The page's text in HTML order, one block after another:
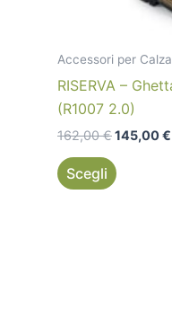
Accessori per
RISERVA –
(R1007 2.0)
162,00€145,00€
Scegli
scelte
pagina
del
prodotto